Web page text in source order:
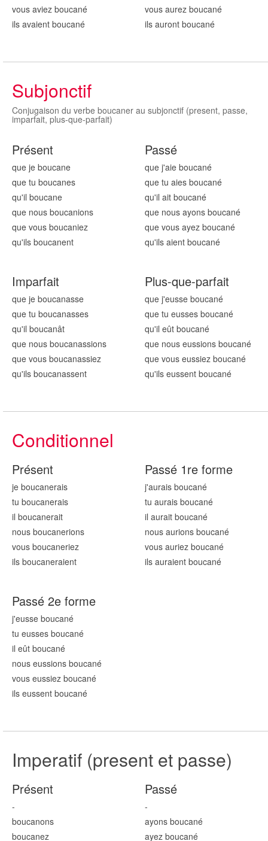
vous aviez boucané
ils avaient boucané
vous aurez boucané
ils auront boucané
Subjonctif
Conjugaison du verbe boucaner au subjonctif (present, passe,
imparfait, plus-que-parfait)
Présent
que je boucane
que tu boucanes
qu'il boucane
que nous boucanions
que vous boucaniez
qu'ils boucanent
Passé
que j'aie boucané
que tu aies boucané
qu'il ait boucané
que nous ayons boucané
que vous ayez boucané
qu'ils aient boucané
Imparfait
que je boucanasse
que tu boucanasses
qu'il boucanât
que nous boucanassions
que vous boucanassiez
qu'ils boucanassent
Plus-que-parfait
que j'eusse boucané
que tu eusses boucané
qu'il eût boucané
que nous eussions boucané
que vous eussiez boucané
qu'ils eussent boucané
Conditionnel
Présent
je boucanerais
tu boucanerais
il boucanerait
nous boucanerions
vous boucaneriez
ils boucaneraient
Passé 1re forme
j'aurais boucané
tu aurais boucané
il aurait boucané
nous aurions boucané
vous auriez boucané
ils auraient boucané
Passé 2e forme
j'eusse boucané
tu eusses boucané
il eût boucané
nous eussions boucané
vous eussiez boucané
ils eussent boucané
Imperatif (present et passe)
Présent
-
boucanons
boucanez
Passé
-
ayons boucané
ayez boucané